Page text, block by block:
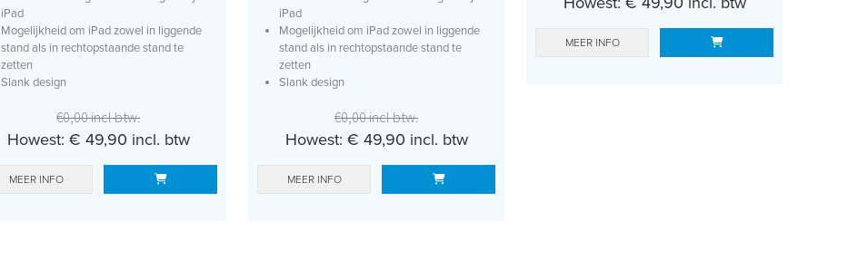
iPad
Mogelijkheid om iPad zowel in liggende
stand als in rechtopstaande stand te
zetten
Slank design
€0,00 incl btw.
Howest: € 49,90 incl. btw
MEER INFO
iPad
Mogelijkheid om iPad zowel in liggende
stand als in rechtopstaande stand te
zetten
Slank design
€0,00 incl btw.
Howest: € 49,90 incl. btw
MEER INFO
MEER INFO